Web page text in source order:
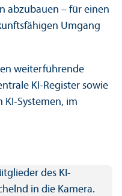
abzubauen – für einen
Umgang
weiterführende
KI-Register sowie
Systemen, im